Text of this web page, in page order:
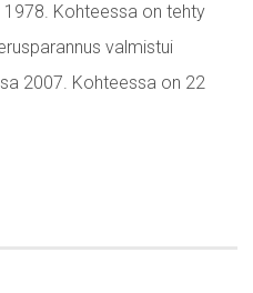
Kohteessa on tehty
valmistui
2007. Kohteessa on 22